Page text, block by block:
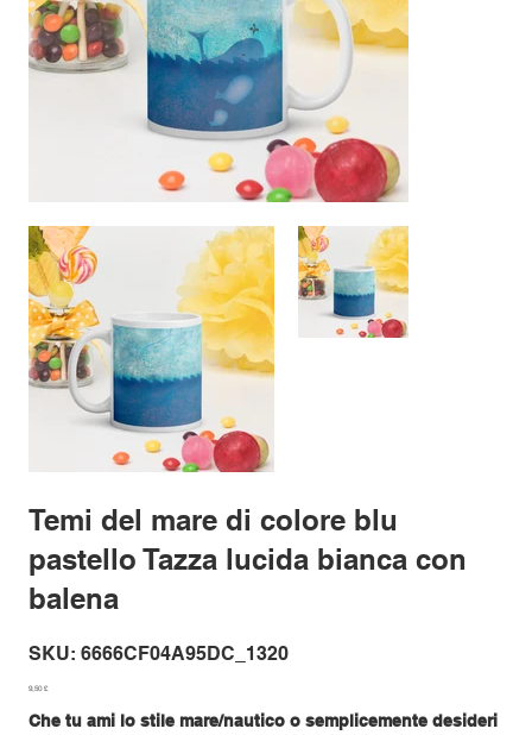
Temi del mare di colore blu
pastello Tazza lucida bianca con
balena
SKU: SKU
6666CF04A95DC_1320
6666CF04A95DC_1320
Prezzo
9,50 £
Che tu ami lo stile mare/nautico o semplicemente desideri